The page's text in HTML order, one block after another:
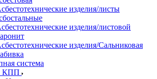
изделия/листы
изделия/листовой
изделия/Сальниковая
система
КПП